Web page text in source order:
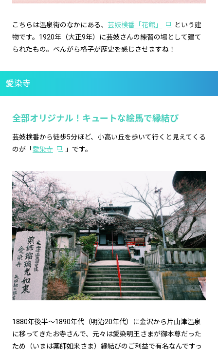
こちらは温泉街のなかにある、 芸妓検番「花館」
という建
物です。1920年（大正9年）に芸妓さんの練習の場として建て
られたもの。べんがら格子が歴史を感じさせますね！
愛染寺
全部オリジナル！キュートな絵馬で縁結び
芸妓検番から徒歩5分ほど、小高い丘を歩いて行くと見えてくる
のが「 愛染寺 」です。
1880年後半〜1890年代（明治20年代）に金沢から片山津温泉
に移ってきたお寺さんで、元々は愛染明王さまが御本尊だった
ため（いまは薬師如来さま）縁結びのご利益で有名なんですっ